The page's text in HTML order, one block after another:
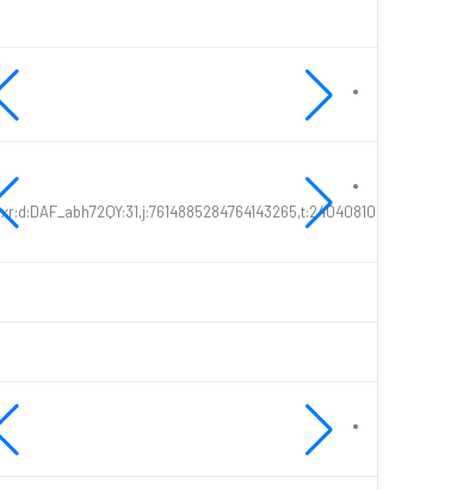
xr:d:DAF_abh72QY:31,j:7614885284764143265,t:24040810